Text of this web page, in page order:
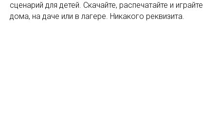
сценарий для детей. Скачайте, распечатайте и играйте
дома, на даче или в лагере. Никакого реквизита.